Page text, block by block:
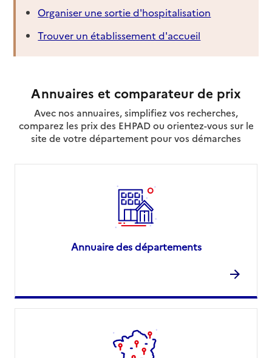
Organiser une sortie d'hospitalisation
Trouver un établissement d'accueil
Annuaires et comparateur de prix
Avec nos annuaires, simplifiez vos recherches,
comparez les prix des EHPAD ou orientez-vous sur le
site de votre département pour vos démarches
Annuaire des départements